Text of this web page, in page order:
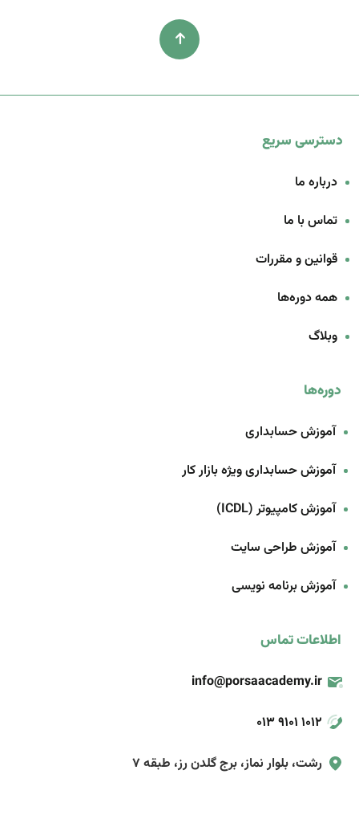
دسترسی سریع
درباره ما
تماس با ما
قوانین و مقررات
همه دوره‌ها
وبلاگ
دوره‌ها
آموزش حسابداری
آموزش حسابداری ویژه بازار کار
آموزش کامپیوتر (ICDL)
آموزش طراحی سایت
آموزش برنامه‌ نویسی
اطلاعات تماس
info@porsaacademy.ir
013 9101 1012
رشت، بلوار نماز، برج گلدن رز، طبقه 7